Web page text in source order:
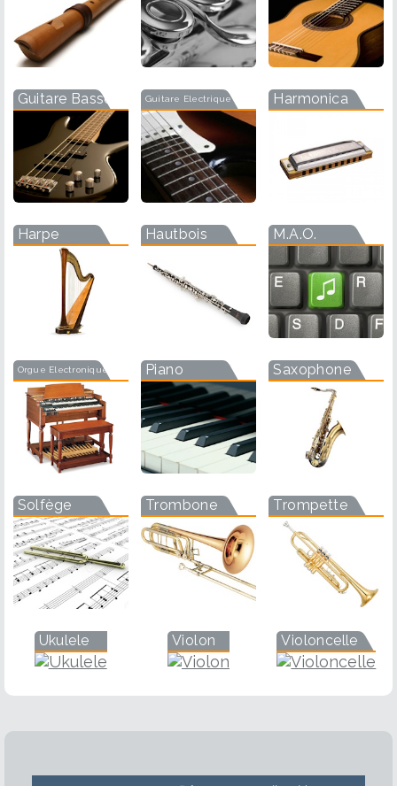
Guitare Basse Guitare Electrique Harmonica
Harpe Hautbois M.A.O.
Orgue Electronique Piano Saxophone
Solfège Trombone Trompette
Ukulele Violon Violoncelle